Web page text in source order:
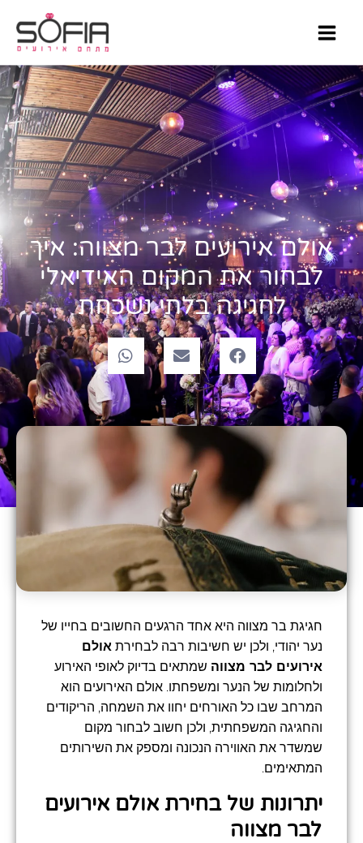
לתוכן
אולם אירועים לבר מצווה: איך
לבחור את המקום האידיאלי
לחגיגה בלתי נשכחת
חגיגת בר מצווה היא אחד הרגעים החשובים בחייו של
נער יהודי, ולכן יש חשיבות רבה לבחירת אולם
אירועים לבר מצווה שמתאים בדיוק לאופי האירוע
ולחלומות של הנער ומשפחתו. אולם האירועים הוא
המרחב שבו כל האורחים יחוו את השמחה, הריקודים
והחגיגה המשפחתית, ולכן חשוב לבחור מקום
שמשדר את האווירה הנכונה ומספק את השירותים
המתאימים.
יתרונות של בחירת אולם אירועים
לבר מצווה